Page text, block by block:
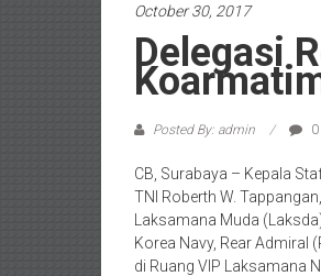
October 30, 2017
Delegasi
Posted By: admin
CB, Surabaya – Kepala
TNI Roberth W.
Laksamana Muda
Korea Navy, Rear Admiral
di Ruang VIP Laksamana